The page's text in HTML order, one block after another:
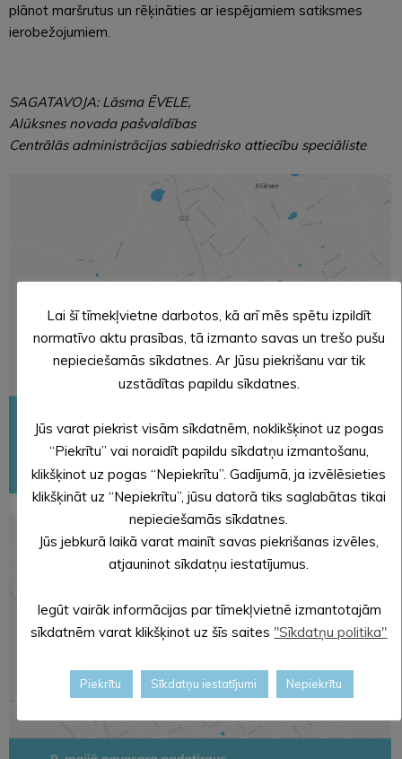
plānot maršrutus un rēķināties ar iespējamiem satiksmes
ierobežojumiem.
SAGATAVOJA: Lāsma ĒVELE,
Alūksnes novada pašvaldības
Centrālās administrācijas sabiedrisko attiecību speciāliste
Lai šī tīmekļvietne darbotos, kā arī mēs spētu izpildīt
normatīvo aktu prasības, tā izmanto savas un trešo pušu
nepieciešamās sīkdatnes. Ar Jūsu piekrišanu var tik
uzstādītas papildu sīkdatnes.
Jūs varat piekrist visām sīkdatnēm, noklikšķinot uz pogas
“Piekrītu” vai noraidīt papildu sīkdatņu izmantošanu,
klikšķinot uz pogas “Nepiekrītu”. Gadījumā, ja izvēlēsieties
klikšķināt uz “Nepiekrītu”, jūsu datorā tiks saglabātas tikai
nepieciešamās sīkdatnes.
Jūs jebkurā laikā varat mainīt savas piekrišanas izvēles,
atjauninot sīkdatņu iestatījumus.
Iegūt vairāk informācijas par tīmekļvietnē izmantotajām
sīkdatnēm varat klikšķinot uz šīs saites "Sīkdatņu politika"
Piekrītu Sīkdatņu iestatījumi Nepiekrītu